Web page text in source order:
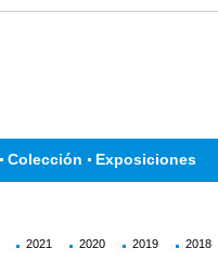
Colección Exposiciones
2021 2020 2019 2018